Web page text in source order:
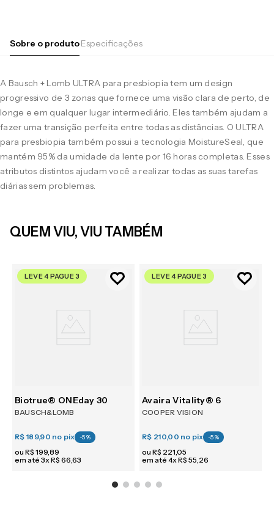
Sobre o produtoEspecificações
A Bausch + Lomb ULTRA para presbiopia tem um design
progressivo de 3 zonas que fornece uma visão clara de perto, de
longe e em qualquer lugar intermediário. Eles também ajudam a
fazer uma transição perfeita entre todas as distâncias. O ULTRA
para presbiopia também possui a tecnologia MoistureSeal, que
mantém 95% da umidade da lente por 16 horas completas. Esses
atributos distintos ajudam você a realizar todas as suas tarefas
diárias sem problemas.
QUEM VIU, VIU TAMBÉM
LEVE 4 PAGUE 3
Biotrue® ONEday 30
BAUSCH&LOMB
R$ 189,90 no pix -5%
ou R$ 199,89
em até 3xR$ 66,63
LEVE 4 PAGUE 3
Avaira Vitality® 6
COOPER VISION
R$ 210,00 no pix -5%
ou R$ 221,05
em até 4xR$ 55,26